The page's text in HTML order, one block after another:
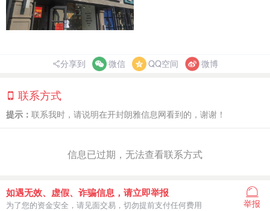
分享到 微信 QQ空间 微博
联系方式
提示： 联系我时，请说明在开封朗雅信息网看到的，谢谢！
信息已过期，无法查看联系方式
如遇无效、虚假、诈骗信息，请立即举报
为了您的资金安全，请见面交易，切勿提前支付任何费用 举报